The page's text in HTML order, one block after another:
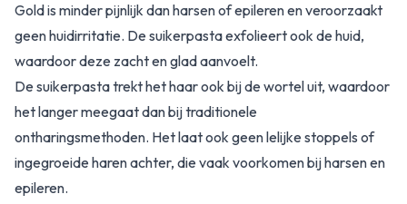
Gold is minder pijnlijk dan harsen of epileren en veroorzaakt
geen huidirritatie. De suikerpasta exfolieert ook de huid,
waardoor deze zacht en glad aanvoelt.
De suikerpasta trekt het haar ook bij de wortel uit, waardoor
het langer meegaat dan bij traditionele
ontharingsmethoden. Het laat ook geen lelijke stoppels of
ingegroeide haren achter, die vaak voorkomen bij harsen en
epileren.